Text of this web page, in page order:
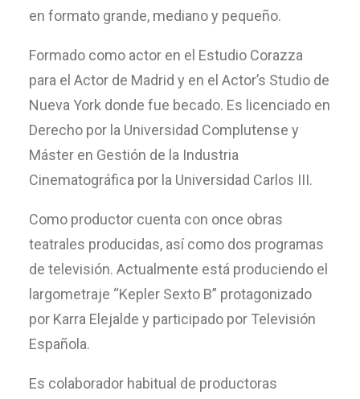
en formato grande, mediano y pequeño.
Formado como actor en el Estudio Corazza
para el Actor de Madrid y en el Actor’s Studio de
Nueva York donde fue becado. Es licenciado en
Derecho por la Universidad Complutense y
Máster en Gestión de la Industria
Cinematográfica por la Universidad Carlos III.
Como productor cuenta con once obras
teatrales producidas, así como dos programas
de televisión. Actualmente está produciendo el
largometraje “Kepler Sexto B” protagonizado
por Karra Elejalde y participado por Televisión
Española.
Es colaborador habitual de productoras